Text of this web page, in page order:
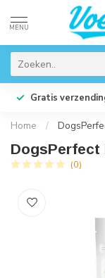
MENU
Gratis
Home /
DogsPerfect
(0)